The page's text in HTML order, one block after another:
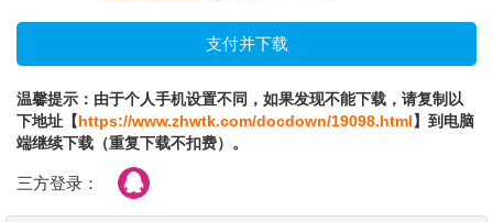
温馨提示：由于个人手机设置不同，如果发现不能下载，请复制以
下地址【https://www.zhwtk.com/docdown/19098.html】到电脑
端继续下载（重复下载不扣费）。
三方登录：